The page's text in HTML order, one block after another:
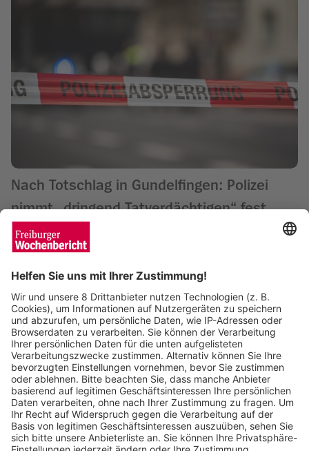
Nach Totschlag in Gundelfingen: Polizei
nimmt „dringend Tatverdächtigen“ fest